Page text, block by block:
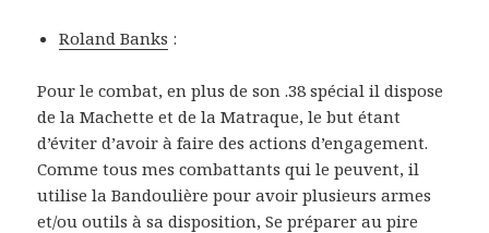
Roland Banks :
Pour le combat, en plus de son .38 spécial il dispose
de la Machette et de la Matraque, le but étant
d’éviter d’avoir à faire des actions d’engagement.
Comme tous mes combattants qui le peuvent, il
utilise la Bandoulière pour avoir plusieurs armes
et/ou outils à sa disposition, Se préparer au pire